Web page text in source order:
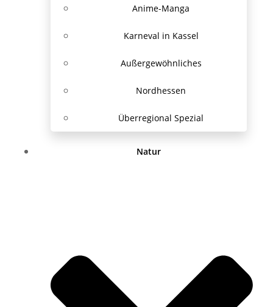
Anime-Manga
Karneval in Kassel
Außergewöhnliches
Nordhessen
Überregional Spezial
Natur